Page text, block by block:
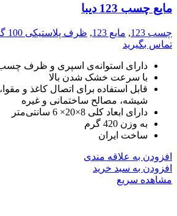
مایع چسب 123 دیبا
چسب 123 , مایع 123 , ظرف پلاستیکی 100 گرمی
تماس بگیرید
دارای استوانه‌ی اسپری و ظرف چسب
با سرعت خشک شدن بالا
قابل استفاده برای اتصال کاغذ و
شیشه، مصالح ساختمانی و غیره
دارای ابعاد کلی 8×20× 6 سانتی‌متر
به وزن 420 گرم
ساخت ایران
افزودن به علاقه مندی
افزودن به سبد خرید
مشاهده سریع